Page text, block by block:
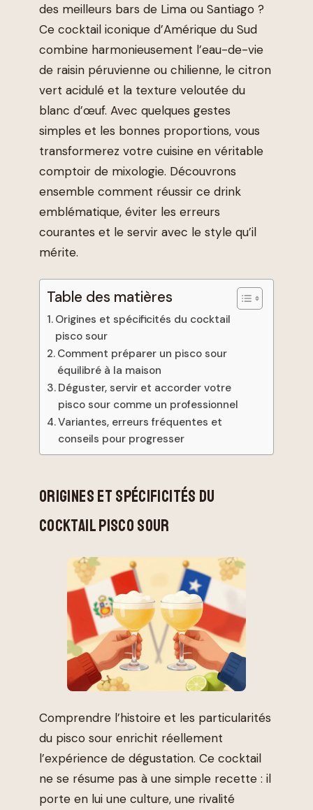
des meilleurs bars de Lima ou Santiago ?
Ce cocktail iconique d’Amérique du Sud
combine harmonieusement l’eau-de-vie
de raisin péruvienne ou chilienne, le citron
vert acidulé et la texture veloutée du
blanc d’œuf. Avec quelques gestes
simples et les bonnes proportions, vous
transformerez votre cuisine en véritable
comptoir de mixologie. Découvrons
ensemble comment réussir ce drink
emblématique, éviter les erreurs
courantes et le servir avec le style qu’il
mérite.
Table des matières
Origines et spécificités du cocktail
pisco sour
Comment préparer un pisco sour
équilibré à la maison
Déguster, servir et accorder votre
pisco sour comme un professionnel
Variantes, erreurs fréquentes et
conseils pour progresser
ORIGINES ET SPÉCIFICITÉS DU
COCKTAIL PISCO SOUR
Comprendre l’histoire et les particularités
du pisco sour enrichit réellement
l’expérience de dégustation. Ce cocktail
ne se résume pas à une simple recette : il
porte en lui une culture, une rivalité